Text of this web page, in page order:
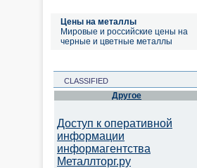
Цены на металлы
Мировые и российские цены на
черные и цветные металлы
CLASSIFIED
Другое
Доступ к оперативной
информации
информагентства
Металлторг.ру